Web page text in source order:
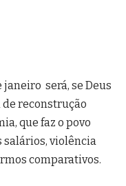
janeiro será, se Deus
reconstrução
que faz o povo
salários, violência
comparativos.